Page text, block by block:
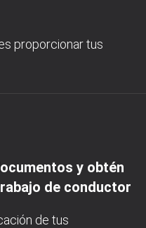
proporcionar tus
y obtén
de conductor
de tus